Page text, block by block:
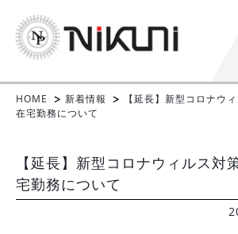
HOME 新着情報
【延長】新型コロナウ
在宅勤務について
【延長】新型コロナウィルス対
宅勤務について